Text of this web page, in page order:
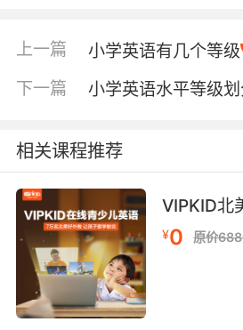
是新课标的重要创新。它代
求的基础上，学生可以进一
如，一级+的学生不仅掌握一
在更多情境中灵活运用。这
发展空间。 与国际标准的粗
心小学英语水平与国际标准
可的剑桥英语等级体系，小
级）大致对应入门级的YLE
年级（四至六年级）可达到
的水平。这意味着小学毕业
行简单的日常交流，理解基
中学习打下坚实基础。 如何
上一篇 小学英语有几个等级
下一篇 小学英语水平等级
相关课程推荐
VIPKID北
¥0 原价